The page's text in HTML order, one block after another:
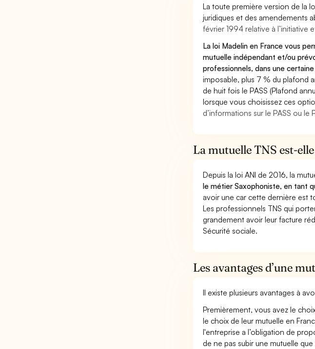
La toute première version de la
juridiques et des amendements
février 1994 relative à l’initiative
La loi Madelin en France vous
mutuelle indépendant et/ou
professionnels, dans une
imposable, plus 7 % du plafond
de huit fois le PASS (Plafond
lorsque vous choisissez ces
d’informations sur le PASS ou le
La mutuelle TNS est-
Depuis la loi ANI de 2016, la
le métier Saxophoniste, en tant
avoir une car cette dernière est
Les professionnels TNS qui
grandement avoir leur facture
Sécurité sociale.
Les avantages d’une
Il existe plusieurs avantages à
Premièrement, vous avez le
le choix de leur mutuelle en
l'entreprise a l’obligation de
de ne pas subir une mutuelle